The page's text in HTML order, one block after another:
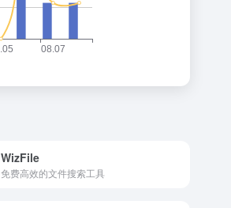
WizFile
免费高效的文件搜索工具